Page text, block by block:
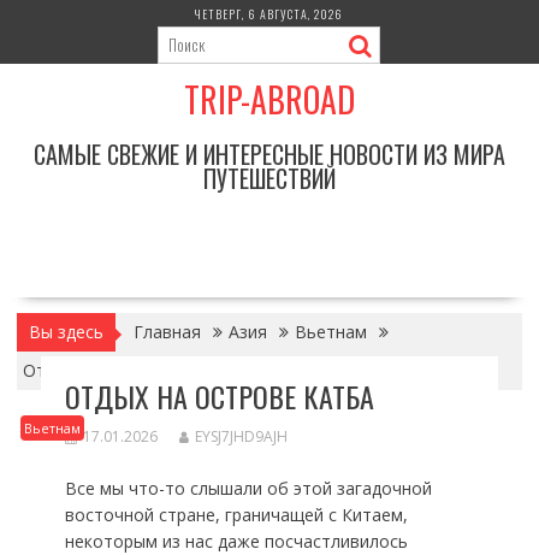
содержимому
ЧЕТВЕРГ, 6 АВГУСТА, 2026
TRIP-ABROAD
САМЫЕ СВЕЖИЕ И ИНТЕРЕСНЫЕ НОВОСТИ ИЗ МИРА
ПУТЕШЕСТВИЙ
Вы здесь Главная Азия
Вьетнам
Отдых на острове Катба
Вьетнам
ОТДЫХ НА ОСТРОВЕ КАТБА
17.01.2026 EYSJ7JHD9AJH
Все мы что-то слышали об этой загадочной
восточной стране, граничащей с Китаем,
некоторым из нас даже посчастливилось